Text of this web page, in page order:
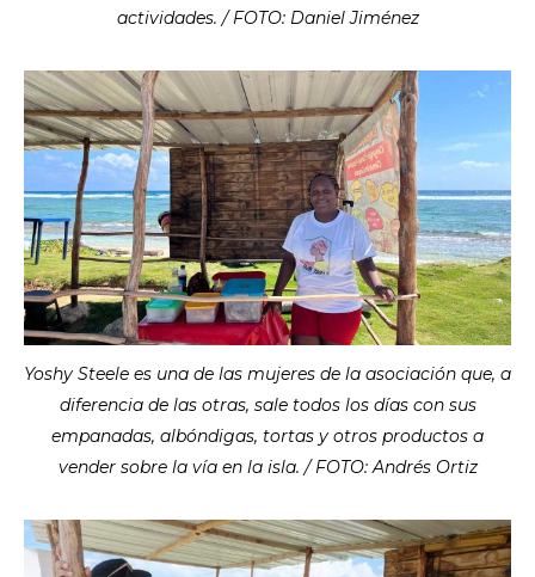
actividades. / FOTO: Daniel Jiménez
Yoshy Steele es una de las mujeres de la asociación que, a
diferencia de las otras, sale todos los días con sus
empanadas, albóndigas, tortas y otros productos a
vender sobre la vía en la isla. / FOTO: Andrés Ortiz